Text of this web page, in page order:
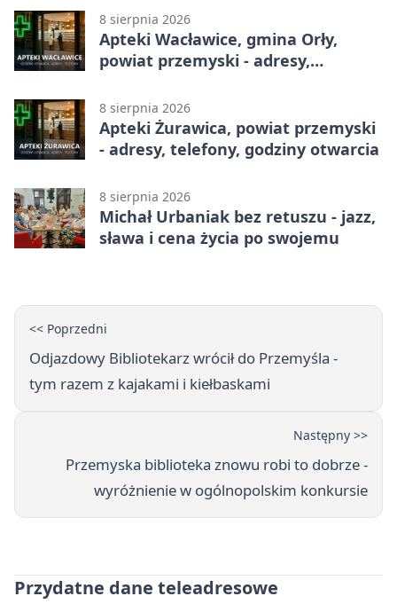
8 sierpnia 2026
Apteki Wacławice, gmina Orły,
powiat przemyski - adresy,
8 sierpnia 2026
Apteki Żurawica, powiat przemyski
- adresy, telefony, godziny otwarcia
8 sierpnia 2026
Michał Urbaniak bez retuszu - jazz,
sława i cena życia po swojemu
<< Poprzedni
Odjazdowy Bibliotekarz wrócił do Przemyśla -
tym razem z kajakami i kiełbaskami
Następny >>
Przemyska biblioteka znowu robi to dobrze -
wyróżnienie w ogólnopolskim konkursie
Przydatne dane teleadresowe